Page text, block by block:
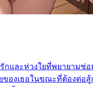
กและห่วงใยที่พยายามซ่
องเธอในขณะที่ต้องต่อ